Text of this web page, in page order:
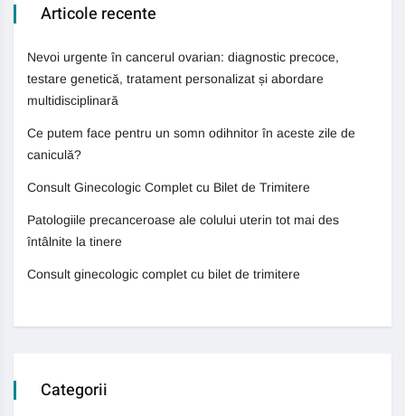
Articole recente
Nevoi urgente în cancerul ovarian: diagnostic precoce,
testare genetică, tratament personalizat și abordare
multidisciplinară
Ce putem face pentru un somn odihnitor în aceste zile de
caniculă?
Consult Ginecologic Complet cu Bilet de Trimitere
Patologiile precanceroase ale colului uterin tot mai des
întâlnite la tinere
Consult ginecologic complet cu bilet de trimitere
Categorii